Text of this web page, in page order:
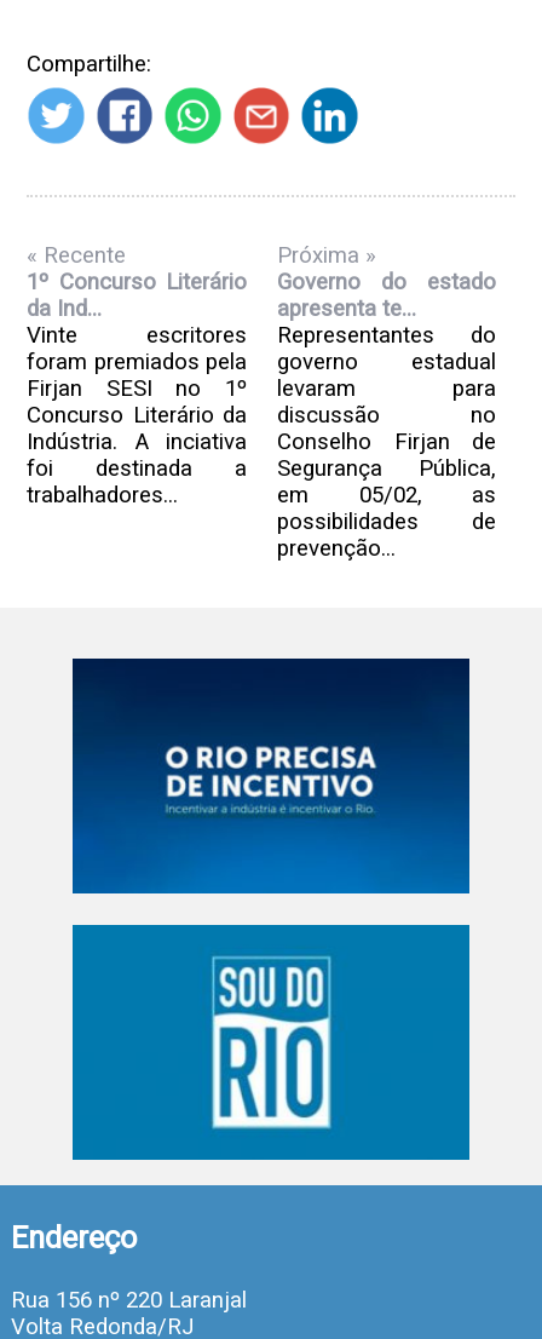
Compartilhe:
« Recente
1º Concurso Literário
da Ind...
Vinte escritores
foram premiados pela
Firjan SESI no 1º
Concurso Literário da
Indústria. A inciativa
foi destinada a
trabalhadores...
Próxima »
Governo do estado
apresenta te...
Representantes do
governo estadual
levaram para
discussão no
Conselho Firjan de
Segurança Pública,
em 05/02, as
possibilidades de
prevenção...
Endereço
Rua 156 nº 220 Laranjal
Volta Redonda/RJ